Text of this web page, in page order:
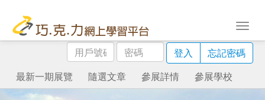
用
戶
號
碼
密
碼
登入
忘記密碼
最新一期展覽
隨選文章 參展詳情 參展學校